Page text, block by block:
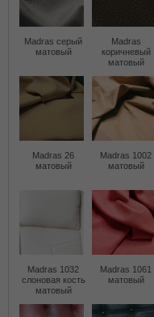
Madras серый
матовый
Madras
коричневый
матовый
Madras 26
матовый
Madras 1002
матовый
Madras 1032
слоновая кость
матовый
Madras 1061
матовый